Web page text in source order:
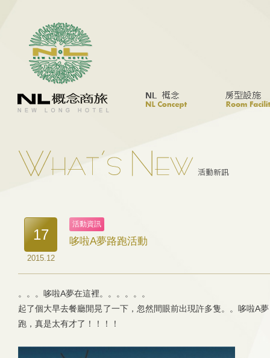
17
2015.12
活動資訊
哆啦A夢路跑活動
。。。哆啦A夢在這裡。。。。。。
起了個大早去餐廳閒晃了一下，忽然間眼前出現許多隻。。哆啦A
跑，真是太有才了！！！！